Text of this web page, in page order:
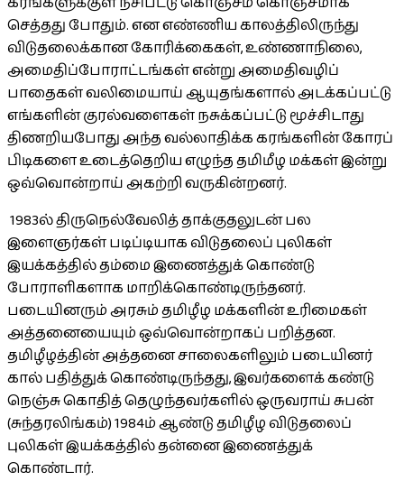
செத்தது போதும். என எண்ணிய காலத்திலிருந்து
விடுதலைக்கான கோரிக்கைகள், உண்ணாநிலை,
அமைதிப்போராட்டங்கள் என்று அமைதிவழிப்
பாதைகள் வலிமையாய் ஆயுதங்களால் அடக்கப்பட்டு
எங்களின் குரல்வளைகள் நசுக்கப்பட்டு மூச்சிடாது
திணறியபோது அந்த வல்லாதிக்க கரங்களின் கோரப்
பிடிகளை உடைத்தெறிய எழுந்த தமிமீழ மக்கள் இன்று
ஒவ்வொன்றாய் அகற்றி வருகின்றனர்.
1983ல் திருநெல்வேலித் தாக்குதலுடன் பல
இளைஞர்கள் படிப்டியாக விடுதலைப் புலிகள்
இயக்கத்தில் தம்மை இணைத்துக் கொண்டு
போராளிகளாக மாறிக்கொண்டிருந்தனர்.
படையினரும் அரசும் தமிழீழ மக்களின் உரிமைகள்
அத்தனையையும் ஒவ்வொன்றாகப் பறித்தன.
தமிழீழத்தின் அத்தனை சாலைகளிலும் படையினர்
கால் பதித்துக் கொண்டிருந்தது, இவர்களைக் கண்டு
நெஞ்சு கொதித் தெழுந்தவர்களில் ஒருவராய் சுபன்
(சுந்தரலிங்கம்) 1984ம் ஆண்டு தமிழீழ விடுதலைப்
புலிகள் இயக்கத்தில் தன்னை இணைத்துக்
கொண்டார்.